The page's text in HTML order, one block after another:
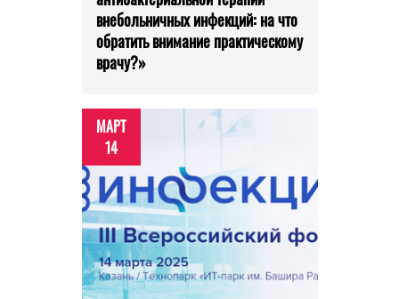
внебольничных инфекций: на что
обратить внимание практическому
врачу?»
МАРТ
14